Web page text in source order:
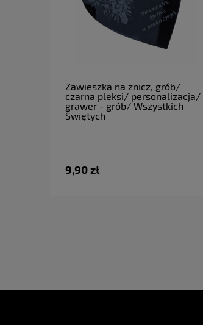
Zawieszka na znicz, grób/
czarna pleksi/ personalizacja/
grawer - grób/ Wszystkich
Świętych
9,90 zł